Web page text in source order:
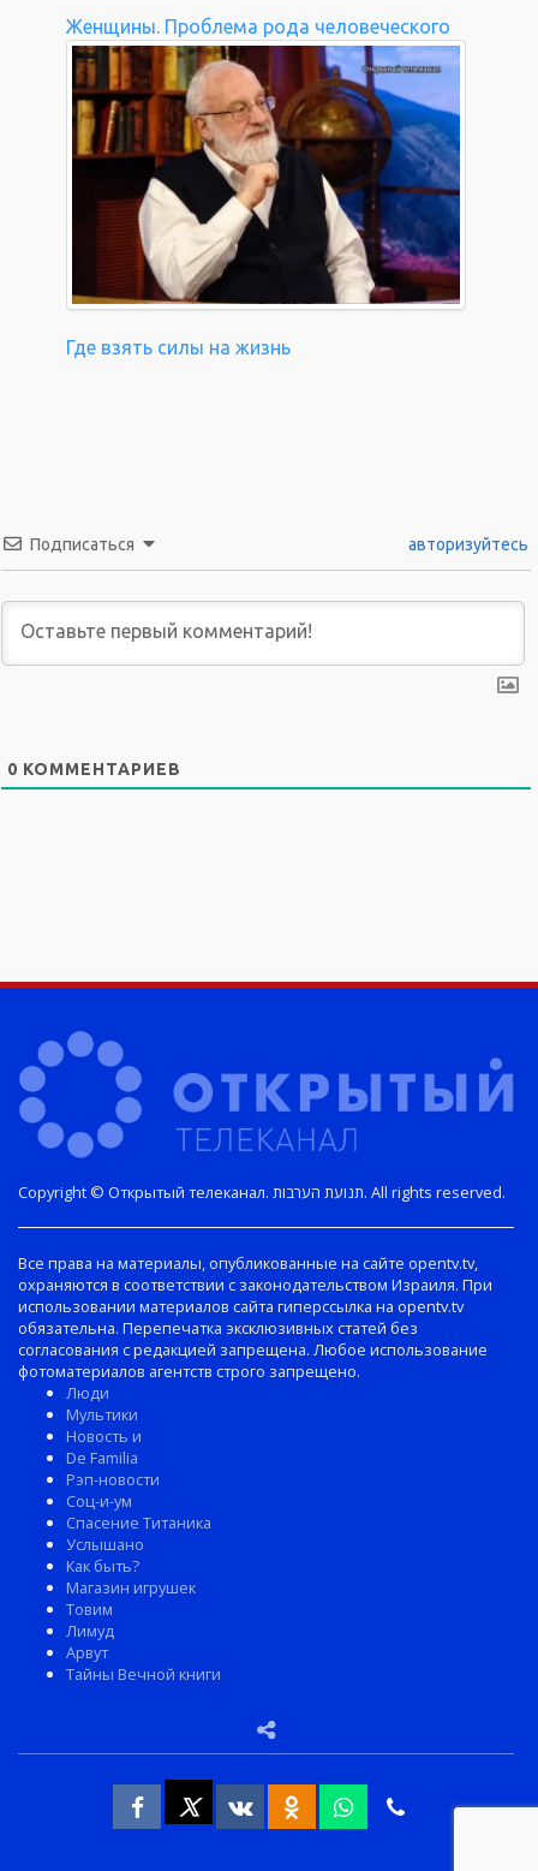
Женщины. Проблема рода человеческого
Где взять силы на жизнь
Подписаться авторизуйтесь
0 КОММЕНТАРИЕВ
Copyright © Открытый телеканал. תנועת הערבות. All rights reserved.
Все права на материалы, опубликованные на сайте opentv.tv,
охраняются в соответствии с законодательством Израиля. При
использовании материалов сайта гиперссылка на opentv.tv
обязательна. Перепечатка эксклюзивных статей без
согласования с редакцией запрещена. Любое использование
фотоматериалов агентств строго запрещено.
Люди
Мультики
Новость и
De Familia
Рэп-новости
Соц-и-ум
Спасение Титаника
Услышано
Как быть?
Магазин игрушек
Товим
Лимуд
Арвут
Тайны Вечной книги